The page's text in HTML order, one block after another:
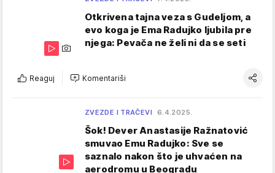
Otkrivena tajna veza s Gudeljom, a
evo koga je Ema Radujko ljubila pre
njega: Pevača ne želi ni da se seti
Reaguj Komentariši
ZVEZDE I TRAČEVI 6.4.2025.
Šok! Dever Anastasije Ražnatović
smuvao Emu Radujko: Sve se
saznalo nakon što je uhvaćen na
aerodromu u Beogradu